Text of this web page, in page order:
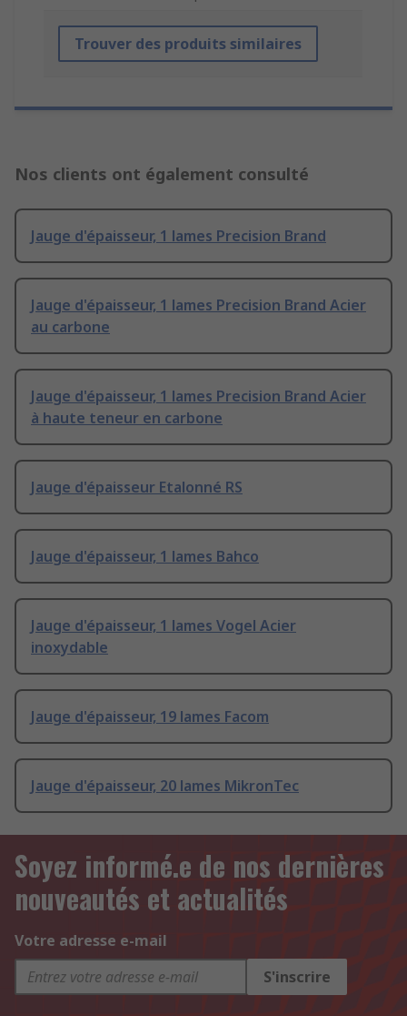
Trouver des produits similaires
Nos clients ont également consulté
Jauge d'épaisseur, 1 lames Precision Brand
Jauge d'épaisseur, 1 lames Precision Brand Acier
au carbone
Jauge d'épaisseur, 1 lames Precision Brand Acier
à haute teneur en carbone
Jauge d'épaisseur Etalonné RS
Jauge d'épaisseur, 1 lames Bahco
Jauge d'épaisseur, 1 lames Vogel Acier
inoxydable
Jauge d'épaisseur, 19 lames Facom
Jauge d'épaisseur, 20 lames MikronTec
Soyez informé.e de nos dernières
nouveautés et actualités
Votre adresse e-mail
S'inscrire